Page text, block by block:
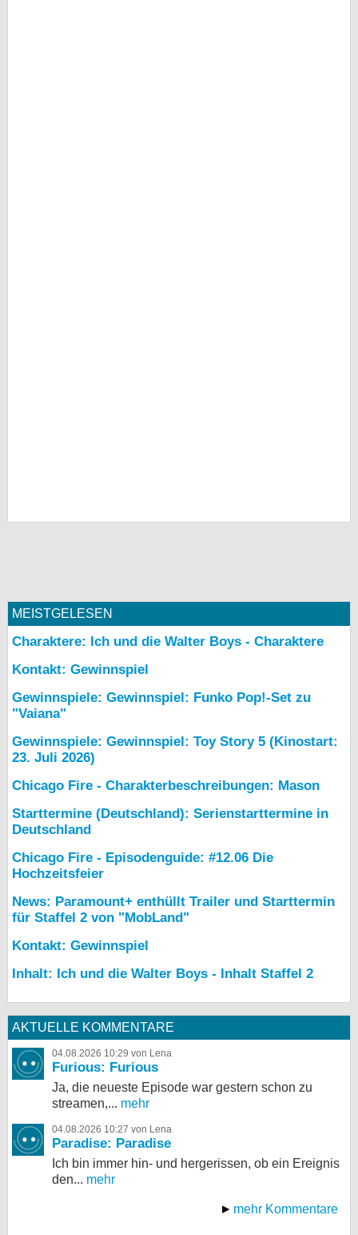
MEISTGELESEN
Charaktere: Ich und die Walter Boys - Charaktere
Kontakt: Gewinnspiel
Gewinnspiele: Gewinnspiel: Funko Pop!-Set zu
"Vaiana"
Gewinnspiele: Gewinnspiel: Toy Story 5 (Kinostart:
23. Juli 2026)
Chicago Fire - Charakterbeschreibungen: Mason
Starttermine (Deutschland): Serienstarttermine in
Deutschland
Chicago Fire - Episodenguide: #12.06 Die
Hochzeitsfeier
News: Paramount+ enthüllt Trailer und Starttermin
für Staffel 2 von "MobLand"
Kontakt: Gewinnspiel
Inhalt: Ich und die Walter Boys - Inhalt Staffel 2
AKTUELLE KOMMENTARE
04.08.2026 10:29 von Lena
Furious: Furious
Ja, die neueste Episode war gestern schon zu
streamen,... mehr
04.08.2026 10:27 von Lena
Paradise: Paradise
Ich bin immer hin- und hergerissen, ob ein Ereignis
den... mehr
mehr Kommentare